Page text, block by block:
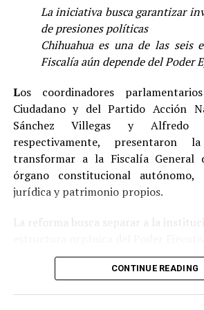
Cuauhtémoc, 39/24°C en Ojinaga,
34/21°C en Camargo, 33/20°C en
Parral, 24/8°C en Bocoyna, 35/22°C
en Guachochi y 22/5ºC en Balleza.
La iniciativa busca garantizar
de presiones políticas
Chihuahua es una de las seis
Fiscalía aún depende del Poder
Los coordinadores
Ciudadano y del Partido Acción
Sánchez Villegas y Alfredo
respectivamente, presentaron
transformar a la Fiscalía General
órgano constitucional autónomo,
jurídica y patrimonio propios.
La reforma busca separar a la
autonomía técnica, presupuestal,
gestión, estableciendo expresamente
CONTINUE READING